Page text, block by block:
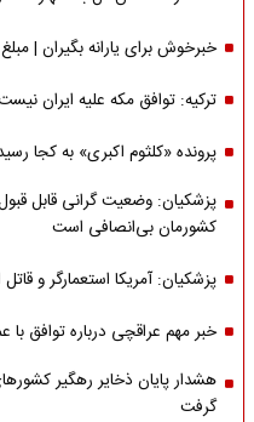
خبرخوش برای یارانه بگیران | مبلغ وام یارانه 2
ترکیه: توافق مکه علیه ایران
پرونده «کلثوم اکبری» به کجا
پزشکیان: وضعیت گرانی قابل
کشورمان بی‌انصافی است
پزشکیان: آمریکا استعمارگر و
خبر مهم عراقچی درباره توافق
هشدار پایان ذخایر رهگیر
گرفت